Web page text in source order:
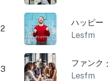
2
ハッピー
Lesfm
3
Lesfm